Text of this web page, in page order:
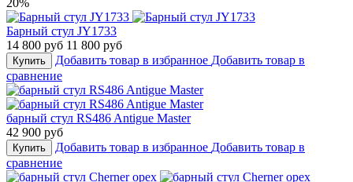
Барный стул JY1733
14 800 руб 11 800 руб
Купить Добавить товар в избранное Добавить товар в
сравнение
барный стул RS486 Antigue Master
42 900 руб
Купить Добавить товар в избранное Добавить товар в
сравнение